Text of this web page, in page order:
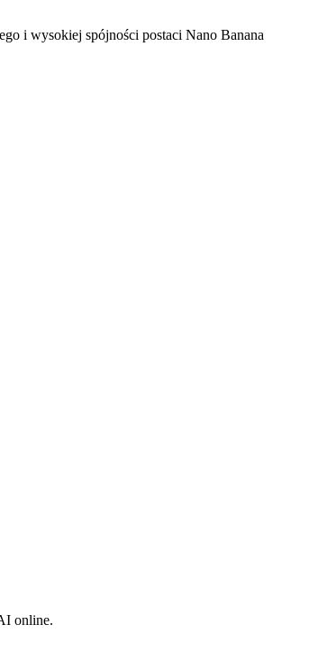
i wysokiej spójności postaci Nano Banana
online.